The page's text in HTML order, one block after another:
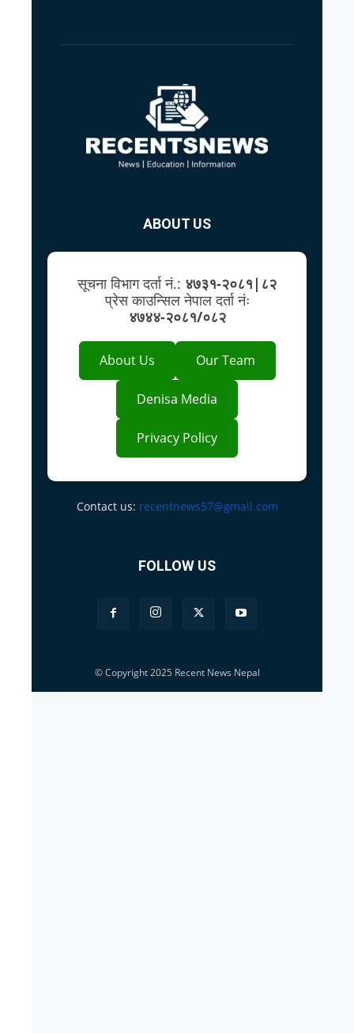
ABOUT US
सूचना विभाग दर्ता नं.: ४७३१-२०८१|८२
प्रेस काउन्सिल नेपाल दर्ता नंः
४७४४-२०८१/०८२
About Us Our Team
Denisa Media
Privacy Policy
Contact us: recentnews57@gmail.com
FOLLOW US
© Copyright 2025 Recent News Nepal